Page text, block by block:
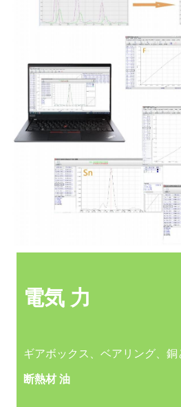
電気 力
ギアボックス、ベアリング、
断熱材 油